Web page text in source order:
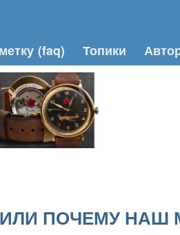
(faq) Топики
ПОЧЕМУ НАШ